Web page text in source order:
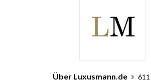
Über Luxusmann.de